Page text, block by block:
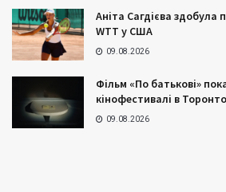
Аніта Сагдієва здобула
WTT у США
09.08.2026
Фільм «По батькові»
кінофестивалі в Торонто
09.08.2026